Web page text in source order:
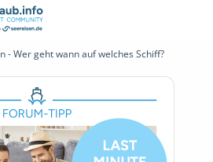
- Wer geht wann auf welches Schiff?